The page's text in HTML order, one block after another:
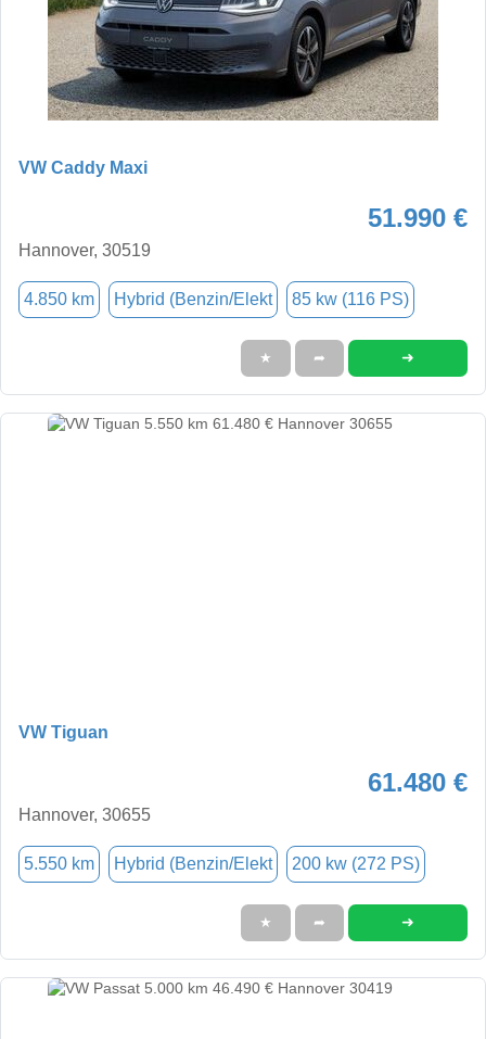
VW Caddy Maxi
51.990 €
Hannover, 30519
4.850 km Hybrid (Benzin/Elekt 85 kw (116 PS)
★ ➦ ➜
VW Tiguan
61.480 €
Hannover, 30655
5.550 km Hybrid (Benzin/Elekt 200 kw (272 PS)
★ ➦ ➜